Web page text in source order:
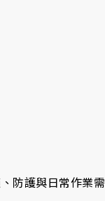
防護與日常作業需